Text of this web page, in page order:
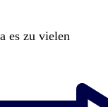
es zu vielen